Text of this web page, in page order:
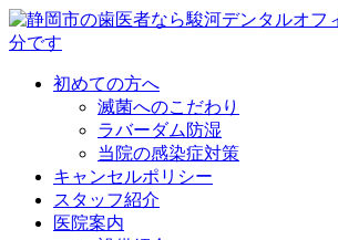
初めての方へ
滅菌へのこだわり
ラバーダム防湿
当院の感染症対策
キャンセルポリシー
スタッフ紹介
医院案内